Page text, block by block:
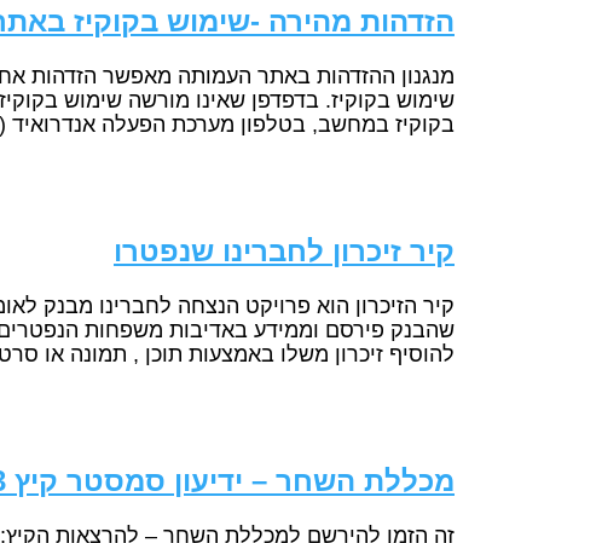
הזדהות מהירה -שימוש בקוקיז
שימוש בקוקיז. בדפדפן שאינו מורשה שימוש
בקוקיז במחשב, בטלפון מערכת הפעלה אנדרואיד
קיר זיכרון לחברינו שנפטרו
שהבנק פירסם וממידע באדיבות משפחות
להוסיף זיכרון משלו באמצעות תוכן , תמונה או
מכללת השחר – ידיעון סמסטר קיץ 2023